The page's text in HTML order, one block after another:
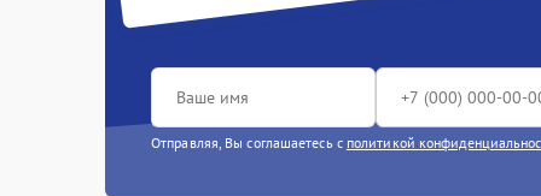
Отправляя, Вы соглашаетесь с политикой